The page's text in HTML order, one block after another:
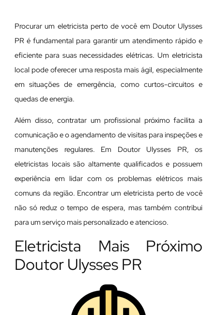
Procurar um eletricista perto de você em Doutor Ulysses
PR é fundamental para garantir um atendimento rápido e
eficiente para suas necessidades elétricas. Um eletricista
local pode oferecer uma resposta mais ágil, especialmente
em situações de emergência, como curtos-circuitos e
quedas de energia.
Além disso, contratar um profissional próximo facilita a
comunicação e o agendamento de visitas para inspeções e
manutenções regulares. Em Doutor Ulysses PR, os
eletricistas locais são altamente qualificados e possuem
experiência em lidar com os problemas elétricos mais
comuns da região. Encontrar um eletricista perto de você
não só reduz o tempo de espera, mas também contribui
para um serviço mais personalizado e atencioso.
Eletricista Mais Próximo
Doutor Ulysses PR